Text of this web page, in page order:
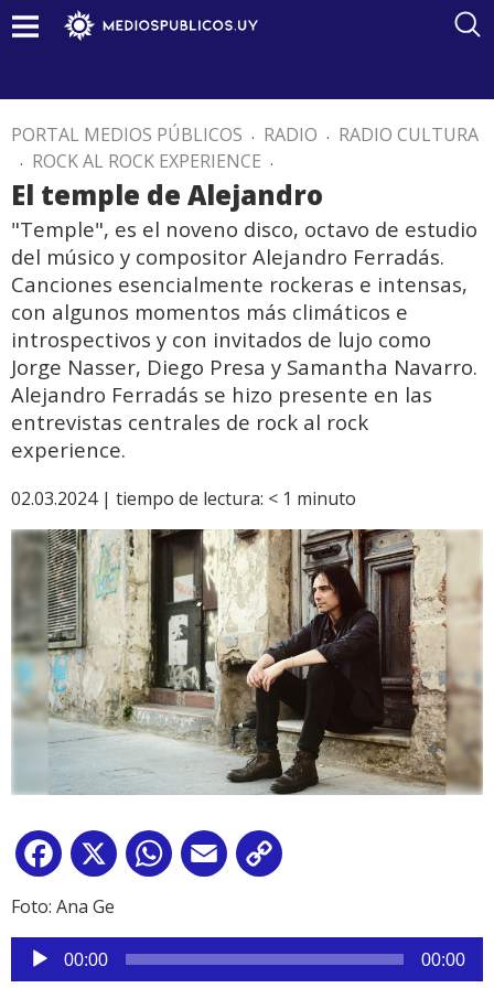
PORTAL MEDIOS PÚBLICOS . RADIO . RADIO CULTURA
. ROCK AL ROCK EXPERIENCE .
El temple de Alejandro
"Temple", es el noveno disco, octavo de estudio
del músico y compositor Alejandro Ferradás.
Canciones esencialmente rockeras e intensas,
con algunos momentos más climáticos e
introspectivos y con invitados de lujo como
Jorge Nasser, Diego Presa y Samantha Navarro.
Alejandro Ferradás se hizo presente en las
entrevistas centrales de rock al rock
experience.
02.03.2024 | tiempo de lectura: < 1 minuto
Facebook
X WhatsApp
Email
Foto: Ana Ge
Reproductor
de
00:00 00:00